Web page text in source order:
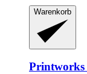
Warenkorb
Printworks